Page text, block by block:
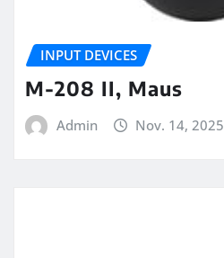
INPUT DEVICES
M-208 II, Maus
Admin Nov. 14, 2025